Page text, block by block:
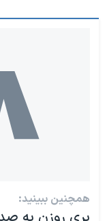
همچنین ببینید: